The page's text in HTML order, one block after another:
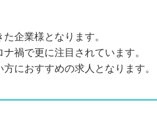
企業様となります。
禍で更に注目されています。
におすすめの求人となります。